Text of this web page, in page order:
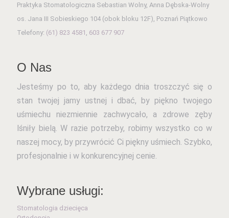
Praktyka Stomatologiczna Sebastian Wolny, Anna Dębska-Wolny
os. Jana III Sobieskiego 104 (obok bloku 12F), Poznań Piątkowo
Telefony: (61) 823 4581 603 677 907
O Nas
Jesteśmy po to, aby każdego dnia troszczyć się o
stan twojej jamy ustnej i dbać, by piękno twojego
uśmiechu niezmiennie zachwycało, a zdrowe zęby
lśniły bielą. W razie potrzeby, robimy wszystko co w
naszej mocy, by przywrócić Ci piękny uśmiech. Szybko,
profesjonalnie i w konkurencyjnej cenie.
Wybrane usługi:
Stomatologia dziecięca